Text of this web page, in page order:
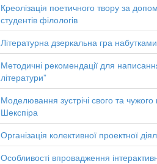
Креолізація поетичного твору за
студентів філологів
Літературна дзеркальна гра набутками
Методичні рекомендації для
літератури”
Моделювання зустрічі свого та
Шекспіра
Організація колективної проектної
Особливості впровадження